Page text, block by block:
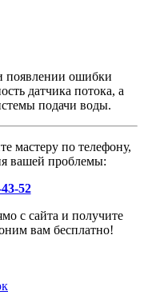
появлении ошибки
датчика потока, а
подачи воды.
мастеру по телефону,
вашей проблемы:
52
с сайта и получите
вам бесплатно!